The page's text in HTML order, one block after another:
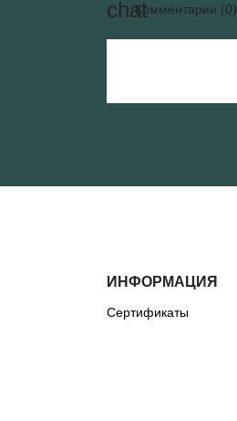
Комментарии (0)
ИНФОРМАЦИЯ
Сертификаты